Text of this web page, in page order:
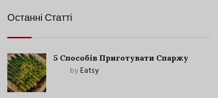
Останні Статті
5 Способів Приготувати Спаржу
byEatsy